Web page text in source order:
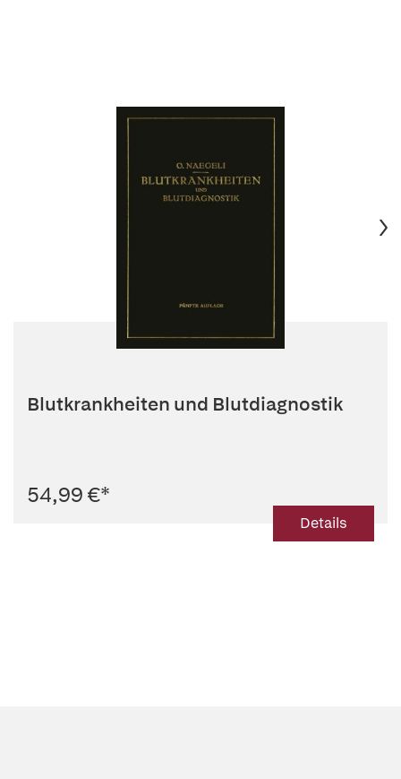
Blutkrankheiten und Blutdiagnostik
54,99 €*
Details